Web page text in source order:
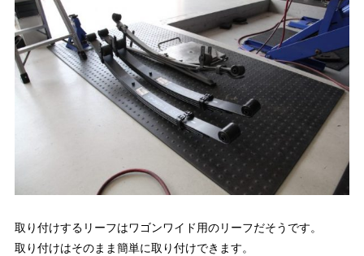
取り付けするリーフはワゴンワイド用のリーフだそうです。
取り付けはそのまま簡単に取り付けできます。